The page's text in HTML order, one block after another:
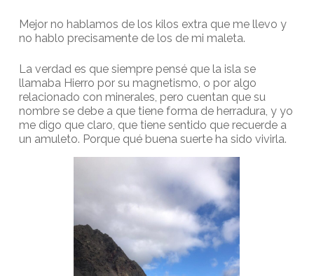
Mejor no hablamos de los kilos extra que me llevo y
no hablo precisamente de los de mi maleta.
La verdad es que siempre pensé que la isla se
llamaba Hierro por su magnetismo, o por algo
relacionado con minerales, pero cuentan que su
nombre se debe a que tiene forma de herradura, y yo
me digo que claro, que tiene sentido que recuerde a
un amuleto. Porque qué buena suerte ha sido vivirla.